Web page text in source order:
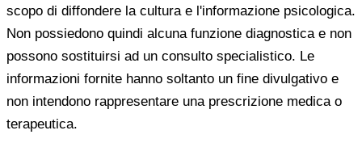
scopo di diffondere la cultura e l'informazione psicologica.
Non possiedono quindi alcuna funzione diagnostica e non
possono sostituirsi ad un consulto specialistico. Le
informazioni fornite hanno soltanto un fine divulgativo e
non intendono rappresentare una prescrizione medica o
terapeutica.